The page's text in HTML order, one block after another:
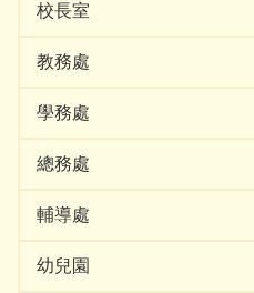
校長室
教務處
學務處
總務處
輔導處
幼兒園